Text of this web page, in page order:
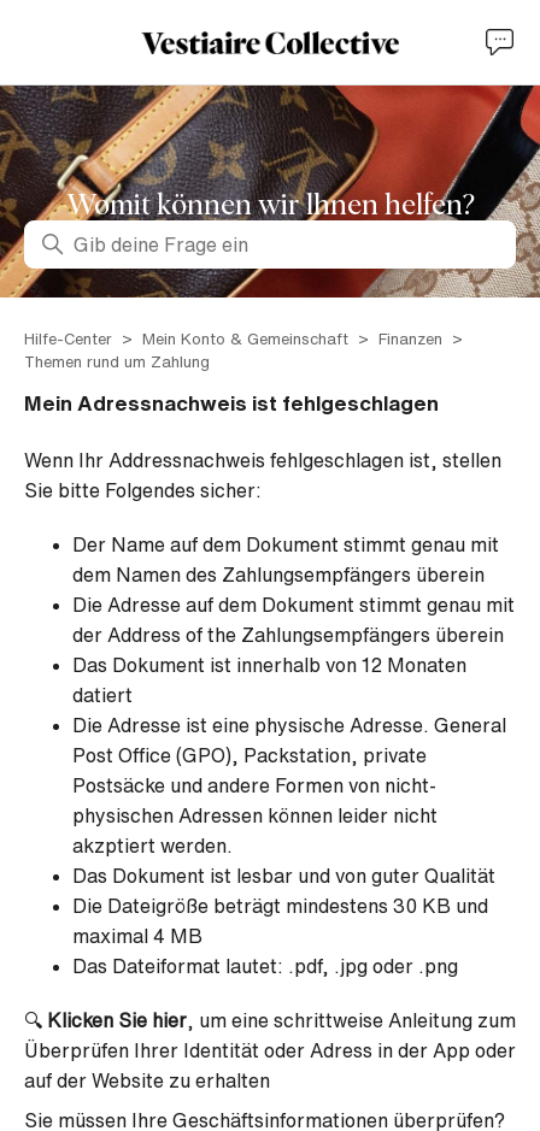
Womit können wir lhnen helfen?
Suche
Hilfe-Center Mein Konto & Gemeinschaft
Finanzen
Themen rund um Zahlung
Mein Adressnachweis ist fehlgeschlagen
Wenn Ihr Addressnachweis fehlgeschlagen ist, stellen
Sie bitte Folgendes sicher:
Der Name auf dem Dokument stimmt genau mit
dem Namen des Zahlungsempfängers überein
Die Adresse auf dem Dokument stimmt genau mit
der Address of the Zahlungsempfängers überein
Das Dokument ist innerhalb von 12 Monaten
datiert
Die Adresse ist eine physische Adresse. General
Post Office (GPO), Packstation, private
Postsäcke und andere Formen von nicht-
physischen Adressen können leider nicht
akzptiert werden.
Das Dokument ist lesbar und von guter Qualität
Die Dateigröße beträgt mindestens 30 KB und
maximal 4 MB
Das Dateiformat lautet: .pdf, .jpg oder .png
🔍 Klicken Sie hier , um eine schrittweise Anleitung zum
Überprüfen Ihrer Identität oder Adress in der App oder
auf der Website zu erhalten
Sie müssen Ihre Geschäftsinformationen überprüfen?